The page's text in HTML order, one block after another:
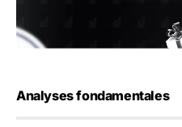
Analyses fondamentales